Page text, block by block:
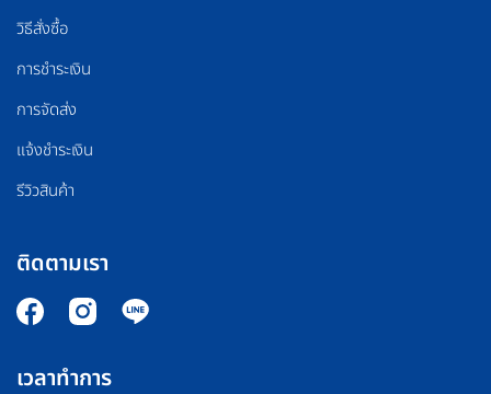
วิธีสั่งซื้อ
การชำระเงิน
การจัดส่ง
แจ้งชำระเงิน
รีวิวสินค้า
ติดตามเรา
เวลาทำการ